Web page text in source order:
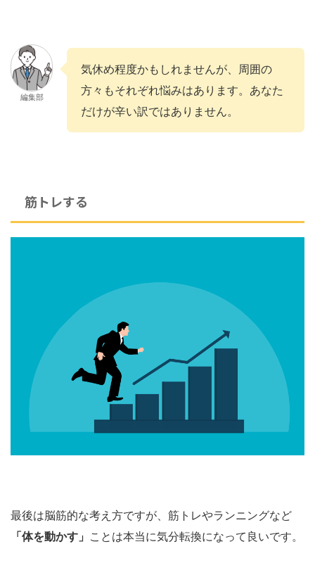
編集部
気休め程度かもしれませんが、周囲の
方々もそれぞれ悩みはあります。あなた
だけが辛い訳ではありません。
筋トレする
最後は脳筋的な考え方ですが、筋トレやランニングなど
「体を動かす」 ことは本当に気分転換になって良いです。